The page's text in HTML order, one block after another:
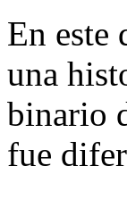
En este
una
binario
fue